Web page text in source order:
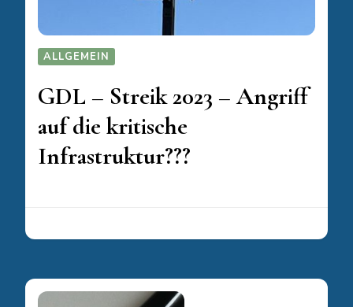
ALLGEMEIN
GDL – Streik 2023 – Angriff
auf die kritische
Infrastruktur???